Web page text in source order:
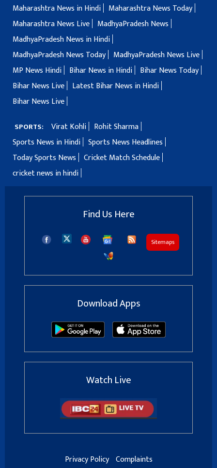
Maharashtra News in Hindi
Maharashtra News Today
Maharashtra News Live
MadhyaPradesh News
MadhyaPradesh News in Hindi
MadhyaPradesh News Today
MadhyaPradesh News Live
MP News Hindi
Bihar News in Hindi
Bihar News Today
Bihar News Live
Latest Bihar News in Hindi
Bihar News Live
SPORTS: Virat Kohli
Rohit Sharma
Sports News in Hindi Sports News Headlines
Today Sports News
Cricket Match Schedule
cricket news in hindi
Find Us Here
Sitemaps
Download Apps
Watch Live
Privacy Policy Complaints